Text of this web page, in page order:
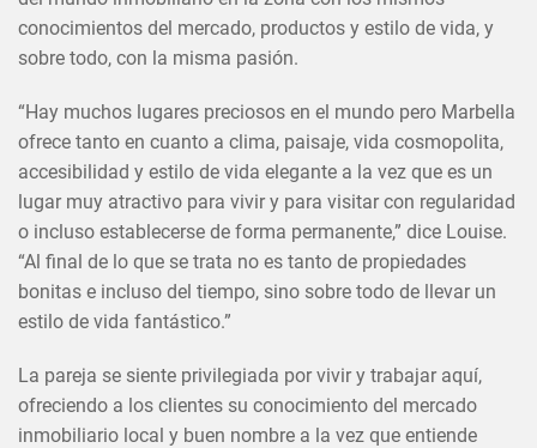
conocimientos del mercado, productos y estilo de vida, y
sobre todo, con la misma pasión.
“Hay muchos lugares preciosos en el mundo pero Marbella
ofrece tanto en cuanto a clima, paisaje, vida cosmopolita,
accesibilidad y estilo de vida elegante a la vez que es un
lugar muy atractivo para vivir y para visitar con regularidad
o incluso establecerse de forma permanente,” dice Louise.
“Al final de lo que se trata no es tanto de propiedades
bonitas e incluso del tiempo, sino sobre todo de llevar un
estilo de vida fantástico.”
La pareja se siente privilegiada por vivir y trabajar aquí,
ofreciendo a los clientes su conocimiento del mercado
inmobiliario local y buen nombre a la vez que entiende
COMPARTIR ESTE ARTÍCULO
EN
×